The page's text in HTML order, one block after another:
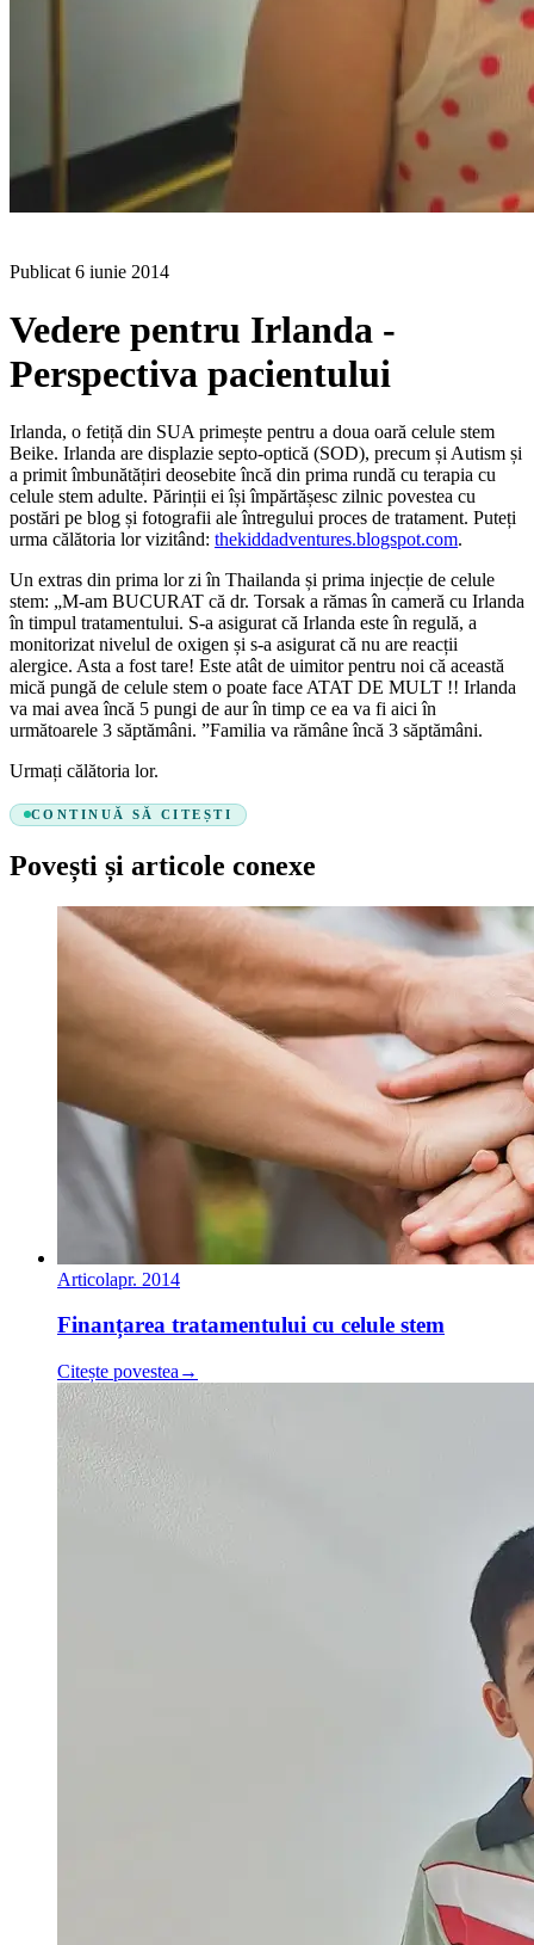
Publicat 6 iunie 2014
Vedere pentru Irlanda -
Perspectiva pacientului
Irlanda, o fetiță din SUA primește pentru a doua oară celule stem
Beike. Irlanda are displazie septo-optică (SOD), precum și Autism și
a primit îmbunătățiri deosebite încă din prima rundă cu terapia cu
celule stem adulte. Părinții ei își împărtășesc zilnic povestea cu
postări pe blog și fotografii ale întregului proces de tratament. Puteți
urma călătoria lor vizitând: thekiddadventures.blogspot.com.
Un extras din prima lor zi în Thailanda și prima injecție de celule
stem: „M-am BUCURAT că dr. Torsak a rămas în cameră cu Irlanda
în timpul tratamentului. S-a asigurat că Irlanda este în regulă, a
monitorizat nivelul de oxigen și s-a asigurat că nu are reacții
alergice. Asta a fost tare! Este atât de uimitor pentru noi că această
mică pungă de celule stem o poate face ATAT DE MULT !! Irlanda
va mai avea încă 5 pungi de aur în timp ce ea va fi aici în
următoarele 3 săptămâni. ”Familia va rămâne încă 3 săptămâni.
Urmați călătoria lor.
CONTINUĂ SĂ CITEȘTI
Povești și articole conexe
Articolapr. 2014
Finanțarea tratamentului cu celule stem
Citește povestea →